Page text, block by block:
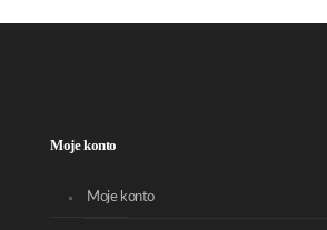
Moje konto
Moje konto